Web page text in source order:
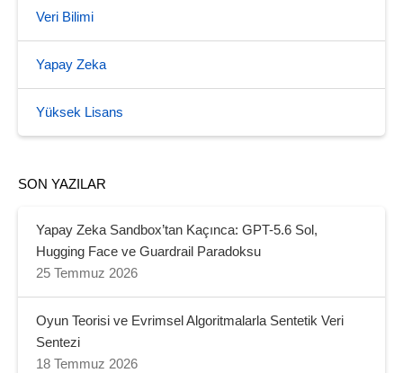
Veri Bilimi
Yapay Zeka
Yüksek Lisans
SON YAZILAR
Yapay Zeka Sandbox’tan Kaçınca: GPT-5.6 Sol,
Hugging Face ve Guardrail Paradoksu
25 Temmuz 2026
Oyun Teorisi ve Evrimsel Algoritmalarla Sentetik Veri
Sentezi
18 Temmuz 2026